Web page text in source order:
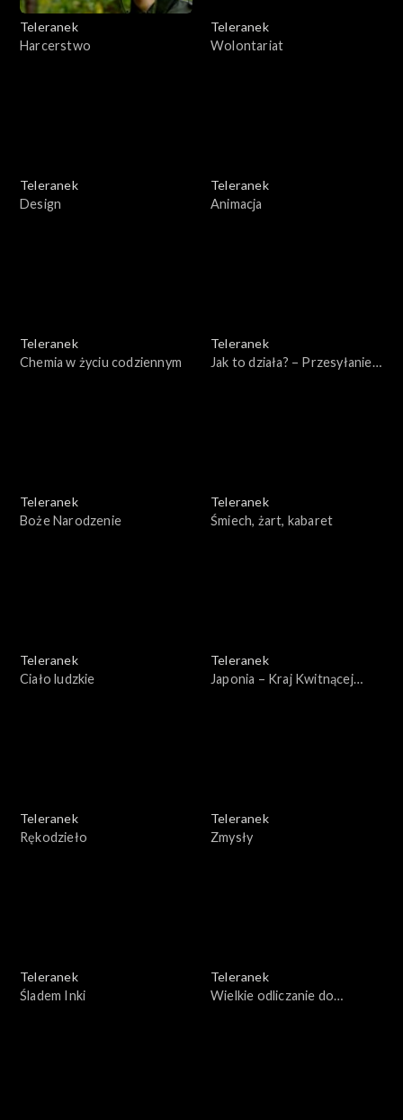
Teleranek
Harcerstwo
Teleranek
Wolontariat
Teleranek
Design
Teleranek
Animacja
Teleranek
Chemia w życiu codziennym
Teleranek
Jak to działa? – Przesyłanie
Teleranek
Boże Narodzenie
Teleranek
Śmiech, żart, kabaret
Teleranek
Ciało ludzkie
Teleranek
Japonia – Kraj Kwitnącej
Teleranek
Rękodzieło
Teleranek
Zmysły
Teleranek
Śladem Inki
Teleranek
Wielkie odliczanie do